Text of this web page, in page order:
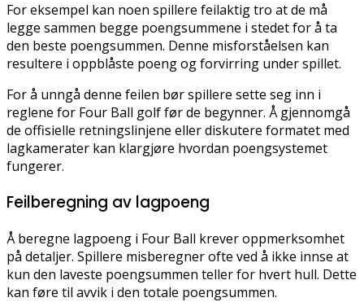
For eksempel kan noen spillere feilaktig tro at de må
legge sammen begge poengsummene i stedet for å ta
den beste poengsummen. Denne misforståelsen kan
resultere i oppblåste poeng og forvirring under spillet.
For å unngå denne feilen bør spillere sette seg inn i
reglene for Four Ball golf før de begynner. Å gjennomgå
de offisielle retningslinjene eller diskutere formatet med
lagkamerater kan klargjøre hvordan poengsystemet
fungerer.
Feilberegning av lagpoeng
Å beregne lagpoeng i Four Ball krever oppmerksomhet
på detaljer. Spillere misberegner ofte ved å ikke innse at
kun den laveste poengsummen teller for hvert hull. Dette
kan føre til avvik i den totale poengsummen.